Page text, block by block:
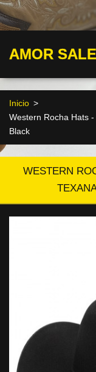
AMOR
Inicio >
Western Rocha Hats
Black
WESTERN